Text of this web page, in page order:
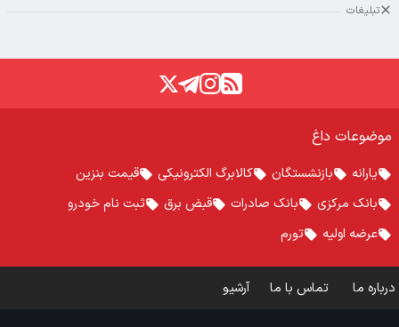
تبلیغات
موضوعات داغ
یارانه بازنشستگان کالابرگ الکترونیکی
قیمت بنزین
بانک مرکزی
بانک صادرات قبض برق
ثبت نام خودرو
عرضه اولیه
تورم
درباره ما تماس با ما آرشیو